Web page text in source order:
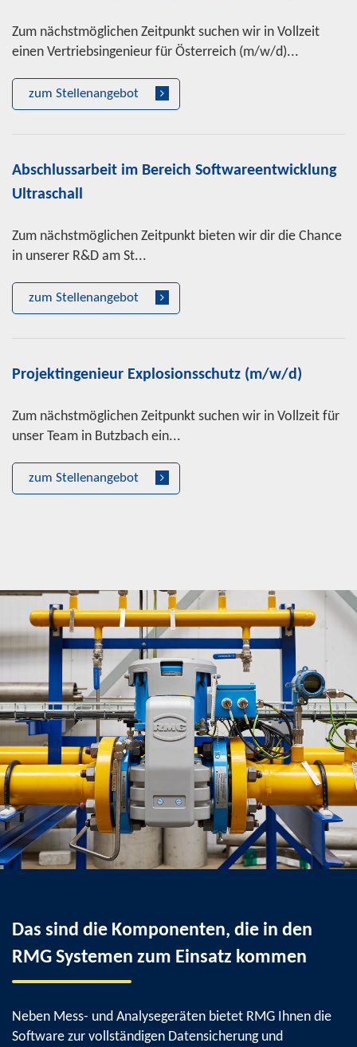
Zum nächstmöglichen Zeitpunkt suchen wir in Vollzeit
einen Vertriebsingenieur für Österreich (m/w/d)...
zum Stellenangebot
Abschlussarbeit im Bereich Softwareentwicklung
Ultraschall
Zum nächstmöglichen Zeitpunkt bieten wir dir die Chance
in unserer R&D am St...
zum Stellenangebot
Projektingenieur Explosionsschutz (m/w/d)
Zum nächstmöglichen Zeitpunkt suchen wir in Vollzeit für
unser Team in Butzbach ein...
zum Stellenangebot
Das sind die Komponenten, die in den
RMG Systemen zum Einsatz kommen
Neben Mess- und Analysegeräten bietet RMG Ihnen die
Software zur vollständigen Datensicherung und